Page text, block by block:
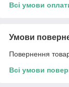
Всі умови
Умови
Повернення
Всі умови